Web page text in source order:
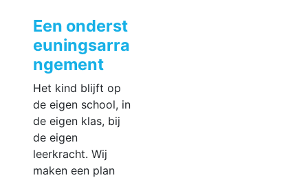
Een onderst
euningsarra
ngement
Het kind blijft op
de eigen school, in
de eigen klas, bij
de eigen
leerkracht. Wij
maken een plan